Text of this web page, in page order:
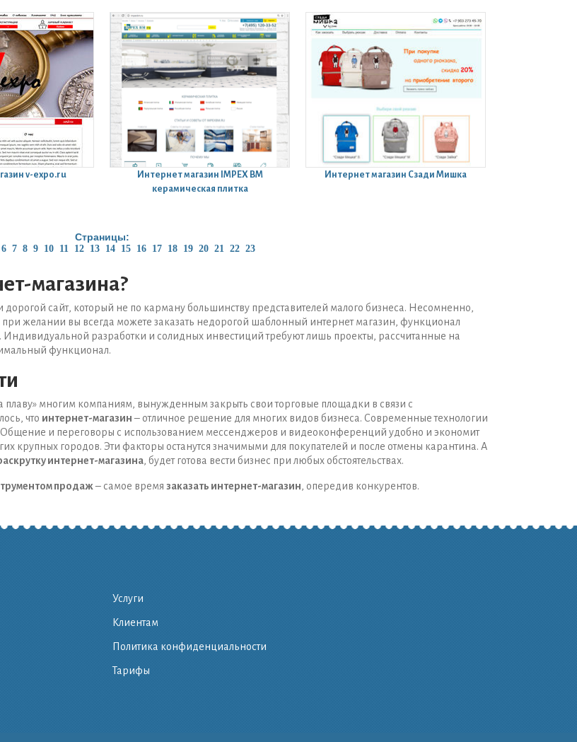
v-expo.ru Интернет магазин IMPEX BM
керамическая плитка
Интернет магазин Сзади Мишка
Страницы:
6 7 8 9 10 11 12 13 14 15 16 17 18 19 20 21 22 23
магазина?
дорогой сайт, который не по карману большинству представителей малого бизнеса. Несомненно,
желании вы всегда можете заказать недорогой шаблонный интернет магазин, функционал
разработки и солидных инвестиций требуют лишь проекты, рассчитанные на
функционал.
плаву» многим компаниям, вынужденным закрыть свои торговые площадки в связи с
что интернет-магазин– отличное решение для многих видов бизнеса. Современные технологии
Общение и переговоры с использованием мессенджеров и видеоконференций удобно и экономит
крупных городов. Эти факторы останутся значимыми для покупателей и после отмены карантина. А
интернет-магазина, будет готова вести бизнес при любых обстоятельствах.
продаж– самое время заказать интернет-магазин, опередив конкурентов.
Услуги
Клиентам
Политика конфиденциальности
Тарифы